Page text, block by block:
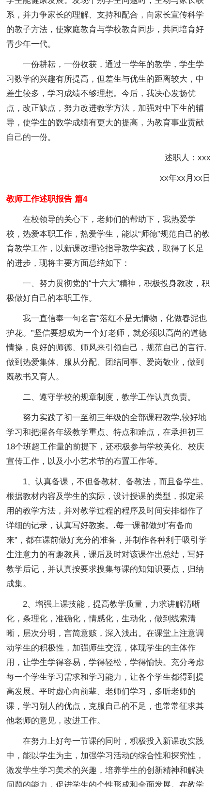
系，并力争家长的理解、支持和配合，向家长宣传科学
的教子方法，使家庭教育与学校教育同步，共同培育好
青少年一代。
一份耕耘，一份收获，通过一学年的教学，学生学
习数学的兴趣有所提高，但差生与优生的距离较大，中
差生较多，学习成绩不够理想。今后，我决心发扬优
点，改正缺点，努力改进教学方法，加强对中下生的辅
导，使学生的数学成绩有更大的提高，为教育事业贡献
自己的一份。
述职人：xxx
xx年xx月xx日
教师工作述职报告 篇4
在校领导的关心下，老师们的帮助下，我热爱学
校，热爱本职工作，热爱学生，能以“师德”规范自己的教
育教学工作，以新课改理论指导教学实践，取得了长足
的进步，现将主要方面总结如下：
一、努力贯彻党的“十六大”精神，积极投身教改，积
极做好自己的本职工作。
我一直信奉一句名言“落红不是无情物，化做春泥也
护花。”坚信要想成为一个好老师，就必须以高尚的道德
情操，良好的师德、师风来引领自己，规范自己的言行,
做到热爱集体、服从分配、团结同事、爱岗敬业，做到
既教书又育人。
二、遵守学校的规章制度，教学工作认真负责。
努力实践了初一至初三年级的全部课程教学,较好地
学习和把握各年级教学重点、特点和难点，在承担初三
18个班超工作量的前提下，还积极参与学校美化、校庆
宣传工作，以及小小艺术节的布置工作等。
1、认真备课，不但备教材、备教法，而且备学生。
根据教材内容及学生的实际，设计授课的类型，拟定采
用的教学方法，并对教学过程的程序及时间安排都作了
详细的记录，认真写好教案。.每一课都做到“有备而
来”，都在课前做好充分的准备，并制作各种利于吸引学
生注意力的有趣教具，课后及时对该课作出总结，写好
教学后记，并认真按要求搜集每课的知知识要点，归纳
成集。
2、增强上课技能，提高教学质量，力求讲解清晰
化，条理化，准确化，情感化，生动化，做到线索清
晰，层次分明，言简意赅，深入浅出。在课堂上注意调
动学生的积极性，加强师生交流，体现学生的主体作
用，让学生学得容易，学得轻松，学得愉快。充分考虑
每一个学生学习需求和学习能力，让各个学生都得到提
高发展。平时虚心向前辈、老师们学习，多听老师的
课，学习别人的优点，克服自己的不足，也常常征求其
他老师的意见，改进工作。
在努力上好每一节课的同时，积极投入新课改实践
中，能以学生为主，加强学习活动的综合性和探究性，
激发学生学习美术的兴趣，培养学生的创新精神和解决
问题的能力，促进学生的个性形成和全面发展。在教学